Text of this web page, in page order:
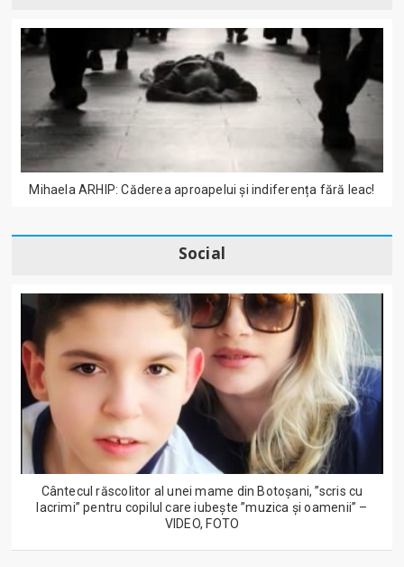
Mihaela ARHIP: Căderea aproapelui și indiferența fără leac!
Social
Cântecul răscolitor al unei mame din Botoșani, ”scris cu
lacrimi” pentru copilul care iubește ”muzica și oamenii” –
VIDEO, FOTO